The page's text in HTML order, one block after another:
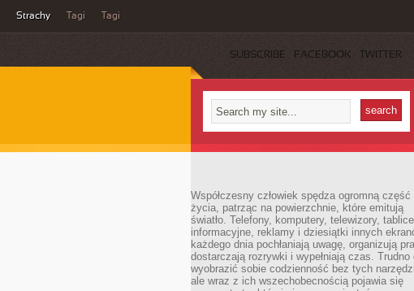
Strachy Tagi Tagi
SUBSCRIBE FACEBOOK TWITTER
Współczesny człowiek spędza ogromną część
życia, patrząc na powierzchnie, które emitują
światło. Telefony, komputery, telewizory, tablice
informacyjne, reklamy i dziesiątki innych
każdego dnia pochłaniają uwagę, organizują
dostarczają rozrywki i wypełniają czas. Trudno
wyobrazić sobie codzienność bez tych
ale wraz z ich wszechobecnością pojawia się